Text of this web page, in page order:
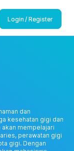
Login / Register
dan
kesehatan gigi dan
mempelajari
perawatan gigi
gigi. Dengan